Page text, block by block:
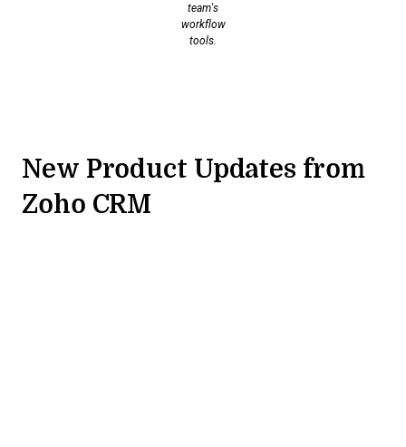
team's
workflow
tools.
New Product Updates from
Zoho CRM